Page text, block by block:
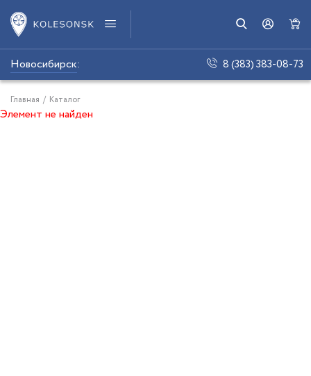
Новосибирск: 8 (383) 383-08-73
Главная / Каталог
Элемент не найден